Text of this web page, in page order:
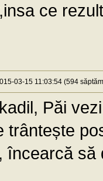
ce
03-15 11:03:54 (594
Păi
trântește
încearcă să